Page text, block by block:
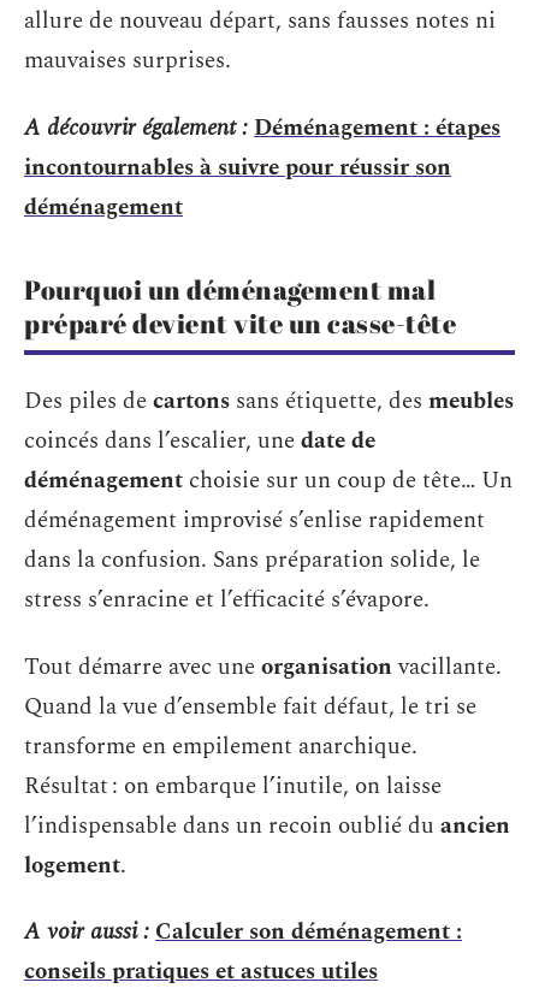
allure de nouveau départ, sans fausses notes ni
mauvaises surprises.
A découvrir également :Déménagement : étapes
incontournables à suivre pour réussir son
déménagement
Pourquoi un déménagement mal
préparé devient vite un casse-tête
Des piles decartons sans étiquette, des meubles
coincés dans l’escalier, unedate de
déménagement choisie sur un coup de tête… Un
déménagement improvisé s’enlise rapidement
dans la confusion. Sans préparation solide, le
stress s’enracine et l’efficacité s’évapore.
Tout démarre avec uneorganisationvacillante.
Quand la vue d’ensemble fait défaut, le tri se
transforme en empilement anarchique.
Résultat : on embarque l’inutile, on laisse
l’indispensable dans un recoin oublié du ancien
logement.
A voir aussi :Calculer son déménagement :
conseils pratiques et astuces utiles